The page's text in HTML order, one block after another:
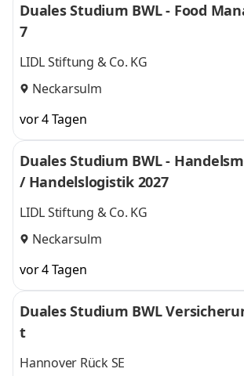
Duales Studium BWL - Food
7
LIDL Stiftung & Co. KG
Neckarsulm
vor 4 Tagen
Duales Studium BWL -
/ Handelslogistik 2027
LIDL Stiftung & Co. KG
Neckarsulm
vor 4 Tagen
Duales Studium BWL
t
Hannover Rück SE